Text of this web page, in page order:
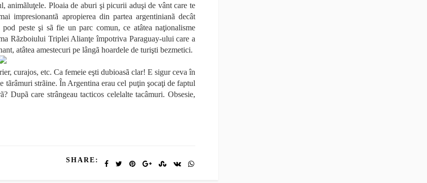
animãluţele. Ploaia de aburi şi picurii aduşi de vânt care te
impresionantã apropierea din partea argentinianã decât
peste şi sã fie un parc comun, ce atâtea naţionalisme
Rãzboiului Triplei Alianţe împotriva Paraguay-ului care a
atâtea amestecuri pe lângã hoardele de turişti bezmetici.
curajos, etc. Ca femeie eşti dubioasã clar! E sigur ceva în
strãine. În Argentina erau cel puţin şocaţi de faptul
Dupã care strângeau tacticos celelalte tacâmuri. Obsesie,
SHARE: